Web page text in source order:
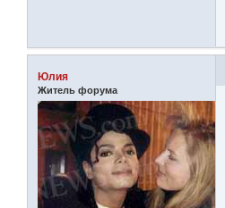
Юлия
Житель форума